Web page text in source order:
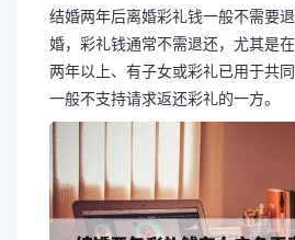
结婚两年后离婚彩礼钱一般不需要
婚，彩礼钱通常不需退还，尤其是
两年以上、有子女或彩礼已用于共
一般不支持请求返还彩礼的一方。